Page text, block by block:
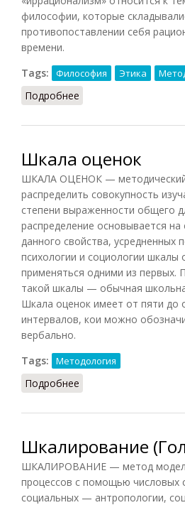
философии, которые
противопоставлении себя
времени.
Tags:
Философия Этика
Подробнее
Шкала оценок
ШКАЛА ОЦЕНОК —
распределить совокупность
степени выраженности общего
распределение основывается
данного свойства, усредненных
психологии и социологии шкалы
применяться одними из первых.
такой шкалы — обычная
Шкала оценок имеет от пяти до
интервалов, кои можно
вербально.
Tags:
Методология
Подробнее
Шкалирование
ШКАЛИРОВАНИЕ — метод
процессов с помощью числовых
социальных — антропологии,